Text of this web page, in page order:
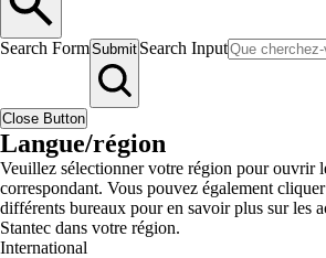
Search FormSubmit Search Input
Close Button
Langue/région
Veuillez sélectionner votre région pour ouvrir
correspondant. Vous pouvez également
différents bureaux pour en savoir plus sur les
Stantec dans votre région.
International